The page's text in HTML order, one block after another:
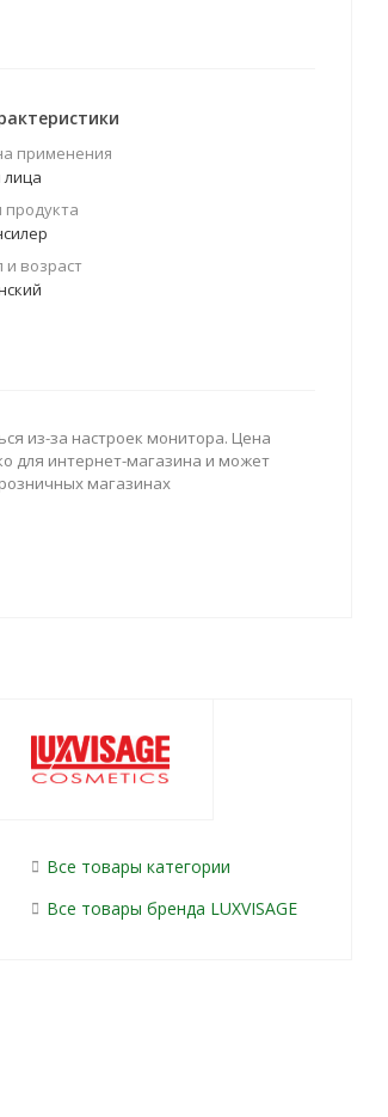
применения
лица
продукта
и возраст
из-за настроек монитора. Цена
для интернет-магазина и может
магазинах
Все товары категории
Все товары бренда LUXVISAGE